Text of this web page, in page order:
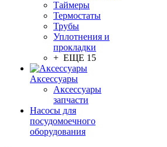
Таймеры
Термостаты
Трубы
Уплотнения и
прокладки
+ ЕЩЕ 15
Аксессуары
Аксессуары
запчасти
Насосы для
посудомоечного
оборудования